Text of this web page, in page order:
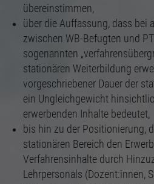
übereinstimmen,
über die Auffassung, dass bei
zwischen WB-Befugten und
sogenannten
stationären Weiterbildung
vorgeschriebener Dauer der
ein Ungleichgewicht
erwerbenden Inhalte bedeutet,
bis hin zu der Positionierung,
stationären Bereich den
Verfahrensinhalte durch
Lehrpersonals (Dozent:innen,